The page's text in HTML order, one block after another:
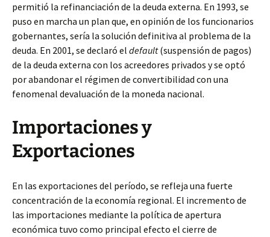
permitió la refinanciación de la deuda externa. En 1993, se
puso en marcha un plan que, en opinión de los funcionarios
gobernantes, sería la solución definitiva al problema de la
deuda. En 2001, se declaró el default(suspensión de pagos)
de la deuda externa con los acreedores privados y se optó
por abandonar el régimen de convertibilidad con una
fenomenal devaluación de la moneda nacional.
Importaciones y
Exportaciones
En las exportaciones del período, se refleja una fuerte
concentración de la economía regional. El incremento de
las importaciones mediante la política de apertura
económica tuvo como principal efecto el cierre de